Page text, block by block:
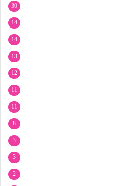
30
14
14
13
12
11
11
8
3
3
2